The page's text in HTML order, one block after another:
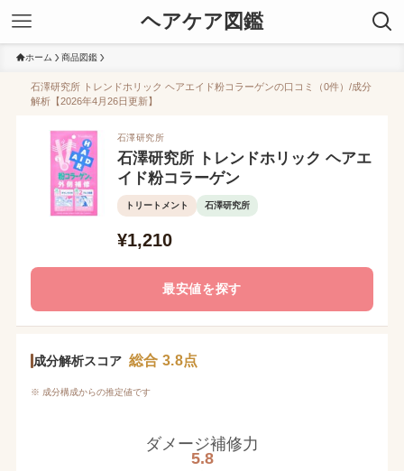
ヘアケア図鑑
ホーム 商品図鑑
石澤研究所 トレンドホリック ヘアエイド粉コラーゲンの口コミ（0件）/成分
解析【2026年4月26日更新】
石澤研究所
石澤研究所 トレンドホリック ヘアエ
イド粉コラーゲン
トリートメント 石澤研究所
¥1,210
最安値を探す
成分解析スコア 総合 3.8点
※ 成分構成からの推定値です
ダメージ補修力
5.8